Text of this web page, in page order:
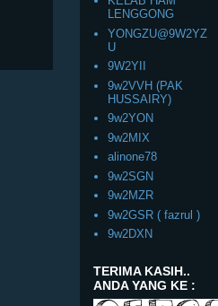
LENGGONG
YONGZU@9W2YZ
U
9W2YII
9w2VVH (PAK
HUSSAIRY)
9w2YON
9w2MIX
alinone78
9w2SGN
9w2MZR
9w2GSR ( fazrul )
9w2DXN
TERIMA KASIH..
ANDA YANG KE :